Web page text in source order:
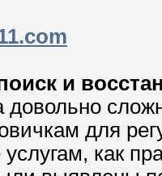
и
для
услугам, как